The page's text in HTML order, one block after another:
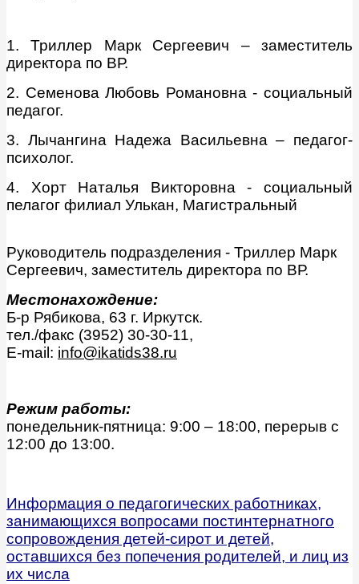
1. Триллер Марк Сергеевич – заместитель
директора по ВР.
2. Семенова Любовь Романовна - социальный
педагог.
3. Лычангина Надежа Васильевна – педагог-
психолог.
4. Хорт Наталья Викторовна - социальный
пелагог филиал Улькан, Магистральный
Руководитель подразделения - Триллер Марк
Сергеевич, заместитель директора по ВР.
Местонахождение:
Б-р Рябикова, 63 г. Иркутск.
тел./факс (3952) 30-30-11,
E-mail: info@ikatids38.ru
Режим работы:
понедельник-пятница: 9:00 – 18:00, перерыв с
12:00 до 13:00.
Информация о педагогических работниках,
занимающихся вопросами постинтернатного
сопровождения детей-сирот и детей,
оставшихся без попечения родителей, и лиц из
их числа